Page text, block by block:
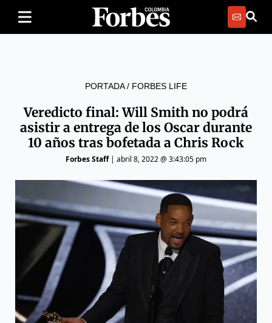
PORTADA/ FORBES LIFE
Veredicto final: Will Smith no podrá
asistir a entrega de los Oscar durante
10 años tras bofetada a Chris Rock
Forbes Staff| abril 8, 2022 @ 3:43:05 pm